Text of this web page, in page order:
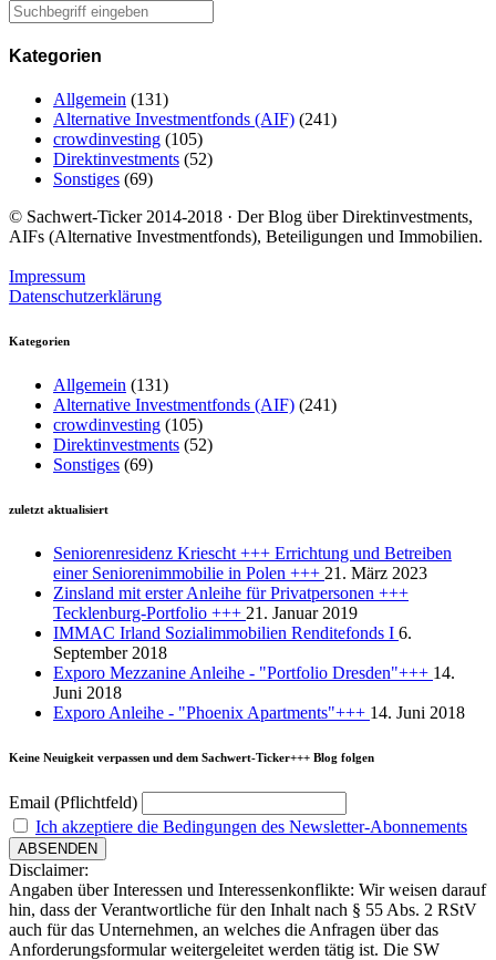
Kategorien
Allgemein (131)
Alternative Investmentfonds (AIF) (241)
crowdinvesting (105)
Direktinvestments (52)
Sonstiges (69)
© Sachwert-Ticker 2014-2018 · Der Blog über Direktinvestments,
AIFs (Alternative Investmentfonds), Beteiligungen und Immobilien.
Impressum
Datenschutzerklärung
Kategorien
Allgemein (131)
Alternative Investmentfonds (AIF) (241)
crowdinvesting (105)
Direktinvestments (52)
Sonstiges (69)
zuletzt aktualisiert
Seniorenresidenz Kriescht +++ Errichtung und Betreiben
einer Seniorenimmobilie in Polen +++ 21. März 2023
Zinsland mit erster Anleihe für Privatpersonen +++
Tecklenburg-Portfolio +++ 21. Januar 2019
IMMAC Irland Sozialimmobilien Renditefonds I 6.
September 2018
Exporo Mezzanine Anleihe - "Portfolio Dresden"+++ 14.
Juni 2018
Exporo Anleihe - "Phoenix Apartments"+++ 14. Juni 2018
Keine Neuigkeit verpassen und dem Sachwert-Ticker+++ Blog folgen
Email (Pflichtfeld)
Ich akzeptiere die Bedingungen des Newsletter-Abonnements
Disclaimer:
Angaben über Interessen und Interessenkonflikte: Wir weisen darauf
hin, dass der Verantwortliche für den Inhalt nach § 55 Abs. 2 RStV
auch für das Unternehmen, an welches die Anfragen über das
Anforderungsformular weitergeleitet werden tätig ist. Die SW